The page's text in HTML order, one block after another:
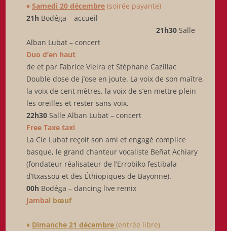
♦ Samedi 20 décembre (soirée payante)
21hBodéga – accueil
21h30Salle
Alban Lubat – concert
Duo d’en haut
de et par Fabrice Vieira et Stéphane Cazillac
Double dose de j’ose en joute. La voix de son maître,
la voix de cent mètres, la voix de s’en mettre plein
les oreilles et rester sans voix.
22h30Salle Alban Lubat – concert
Free Taxe taxi
La Cie Lubat reçoit son ami et engagé complice
basque, le grand chanteur vocaliste Beñat Achiary
(fondateur réalisateur de l’Errobiko festibala
d’Itxassou et des Éthiopiques de Bayonne).
00hBodéga – dancing live remix
Jambal bœuf
♦ Dimanche 21 décembre (entrée libre)